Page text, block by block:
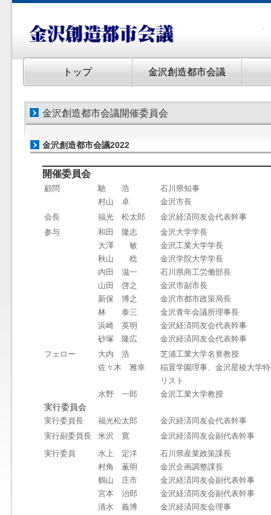
トップ 金沢創造都市会議
金沢創造都市会議開催委員会
金沢創造都市会議2022
開催委員会
顧問 馳 浩
村山 卓
石川県知事
金沢市長
会長
福光 松太郎
金沢経済同友会代表幹事
参与
和田
隆志
大澤 敏
秋山 稔
内田 滋一
山田 啓之
新保 博之
林 泰三
浜崎 英明
砂塚 隆広
金沢大学学長
金沢工業大学学長
金沢学院大学学長
石川県商工労働部長
金沢市副市長
金沢市都市政策局長
金沢青年会議所理事長
金沢経済同友会代表幹事
金沢経済同友会代表幹事
フェロー
大内 浩
佐々木 雅幸
水野 一郎
芝浦工業大学名誉教授
稲置学園理事、金沢星稜大学
リスト
金沢工業大学教授
実行委員会
実行委員長 福光松太郎
金沢経済同友会代表幹事
実行副委員長
米沢 寛
金沢経済同友会副代表幹事
実行委員
水上 定洋
村角 薫明
鶴山 庄市
宮本 治郎
清水 義博
石川県産業政策課長
金沢企画調整課長
金沢経済同友会副代表幹事
金沢経済同友会副代表幹事
金沢経済同友会理事